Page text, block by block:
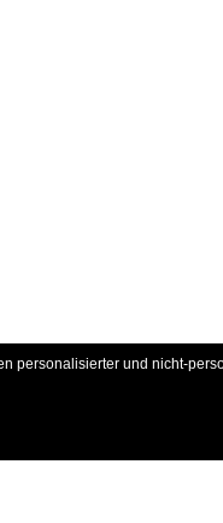
personalisierter und nicht-